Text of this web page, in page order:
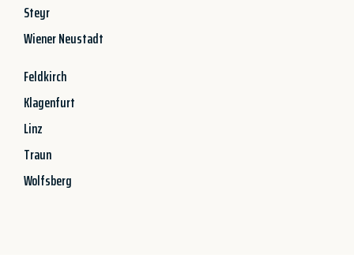
Steyr
Wiener Neustadt
Feldkirch
Klagenfurt
Linz
Traun
Wolfsberg